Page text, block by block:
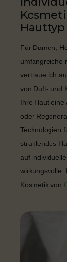
Hauttyp
Für Damen,
umfangreiche
vertraue ich
von Duft- und
Ihre Haut eine
oder
Technologien
strahlendes
auf
wirkungsvolle
Kosmetik von